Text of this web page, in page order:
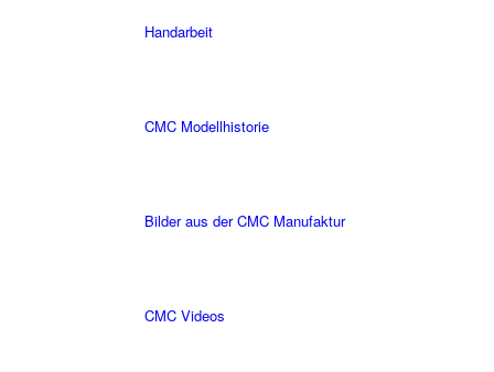
Handarbeit
CMC Modellhistorie
Bilder aus der CMC Manufaktur
CMC Videos